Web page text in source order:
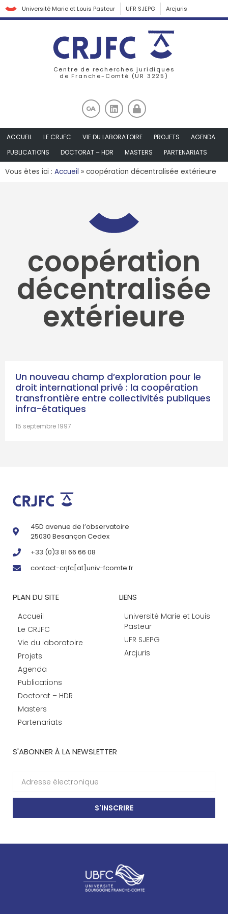
Université Marie et Louis Pasteur UFR SJEPG Arcjuris
Centre de recherches juridiques
de Franche-Comté (UR 3225)
ACCUEIL LE CRJFC VIE DU LABORATOIRE PROJETS
AGENDA
PUBLICATIONS
DOCTORAT – HDR MASTERS PARTENARIATS
Vous êtes ici : Accueil » coopération décentralisée extérieure
coopération
décentralisée
extérieure
Un nouveau champ d’exploration pour le
droit international privé : la coopération
transfrontière entre collectivités publiques
infra-étatiques
15 septembre 1997
45D avenue de l’observatoire
25030 Besançon Cedex
+33 (0)3 81 66 66 08
contact-crjfc[at]univ-fcomte.fr
PLAN DU SITE
Accueil
Le CRJFC
Vie du laboratoire
Projets
Agenda
Publications
Doctorat – HDR
Masters
Partenariats
LIENS
Université Marie et Louis
Pasteur
UFR SJEPG
Arcjuris
S'ABONNER À LA NEWSLETTER
S'INSCRIRE